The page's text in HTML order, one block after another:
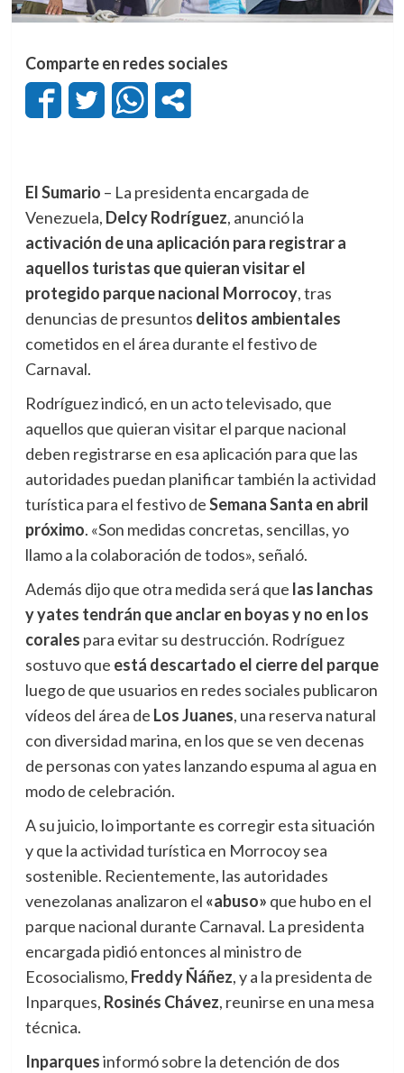
Comparte en redes sociales
El Sumario – La presidenta encargada de
Venezuela, Delcy Rodríguez, anunció la
activación de una aplicación para registrar a
aquellos turistas que quieran visitar el
protegido parque nacional Morrocoy, tras
denuncias de presuntos delitos ambientales
cometidos en el área durante el festivo de
Carnaval.
Rodríguez indicó, en un acto televisado, que
aquellos que quieran visitar el parque nacional
deben registrarse en esa aplicación para que las
autoridades puedan planificar también la actividad
turística para el festivo deSemana Santa en abril
próximo. «Son medidas concretas, sencillas, yo
llamo a la colaboración de todos», señaló.
Además dijo que otra medida será que las lanchas
y yates tendrán que anclar en boyas y no en los
corales para evitar su destrucción. Rodríguez
sostuvo que está descartado el cierre del parque
luego de que usuarios en redes sociales publicaron
vídeos del área de Los Juanes, una reserva natural
con diversidad marina, en los que se ven decenas
de personas con yates lanzando espuma al agua en
modo de celebración.
A su juicio, lo importante es corregir esta situación
y que la actividad turística en Morrocoy sea
sostenible. Recientemente, las autoridades
venezolanas analizaron el «abuso» que hubo en el
parque nacional durante Carnaval. La presidenta
encargada pidió entonces al ministro de
Ecosocialismo, Freddy Ñáñez, y a la presidenta de
Inparques, Rosinés Chávez, reunirse en una mesa
técnica.
Inparquesinformó sobre la detención de dos